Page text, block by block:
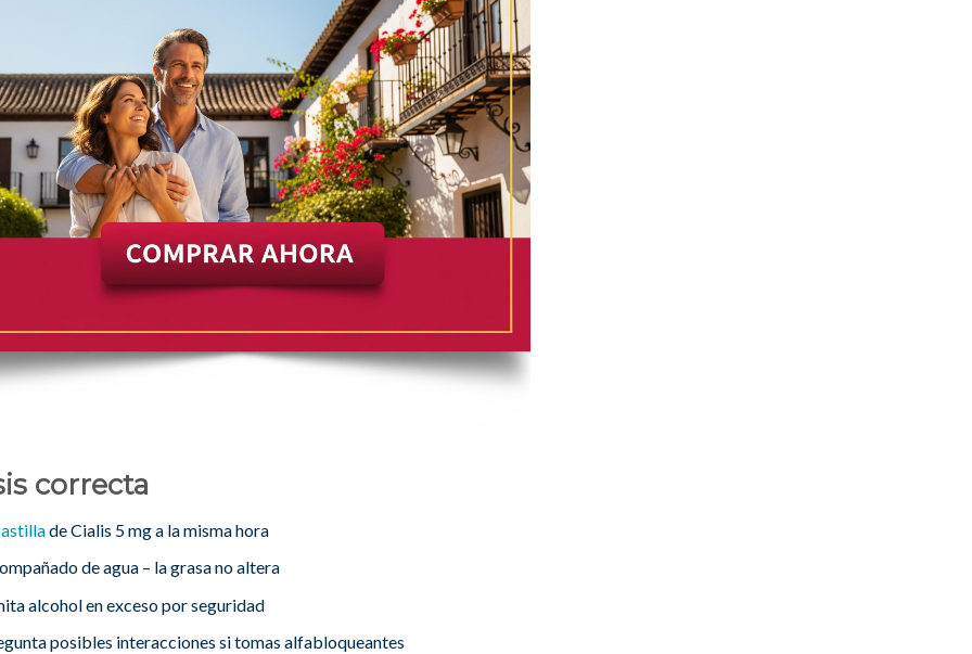
correcta
de Cialis 5 mg a la misma hora
de agua – la grasa no altera
alcohol en exceso por seguridad
posibles interacciones si tomas alfabloqueantes